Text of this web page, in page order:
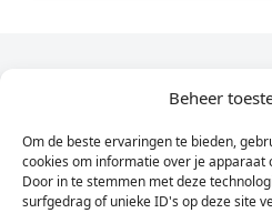
Beheer
Om de beste ervaringen te bieden,
cookies om informatie over je apparaat
Door in te stemmen met deze
surfgedrag of unieke ID's op deze site
Dagelijks het laatste
Vul
hier
je